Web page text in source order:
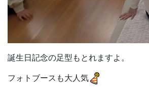
誕生日記念の足型もとれますよ。
フォトブースも大人気